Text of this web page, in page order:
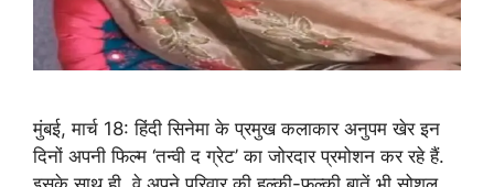
मुंबई, मार्च 18: हिंदी सिनेमा के प्रमुख कलाकार अनुपम खेर इन
दिनों अपनी फिल्म ‘तन्वी द ग्रेट’ का जोरदार प्रमोशन कर रहे हैं.